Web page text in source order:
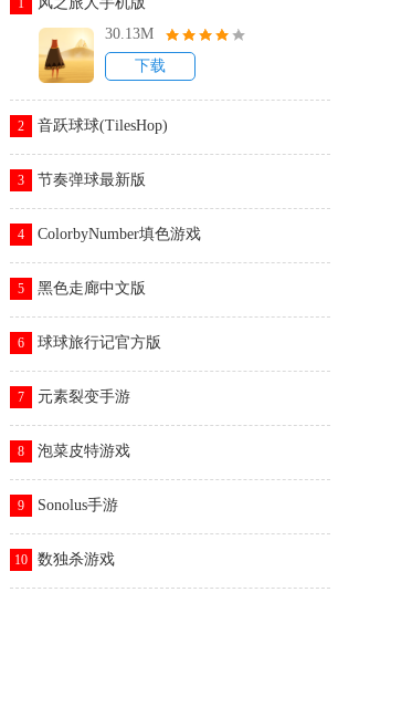
1
30.13M
下载
2 音跃球球(TilesHop)
3 节奏弹球最新版
4 ColorbyNumber填色游戏
5 黑色走廊中文版
6 球球旅行记官方版
7 元素裂变手游
8 泡菜皮特游戏
9 Sonolus手游
10 数独杀游戏